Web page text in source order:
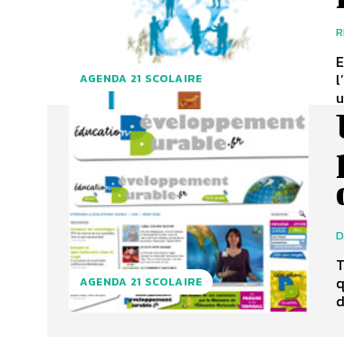
AGENDA 21 SCOLAIRE
AGENDA 21 SCOLAIRE